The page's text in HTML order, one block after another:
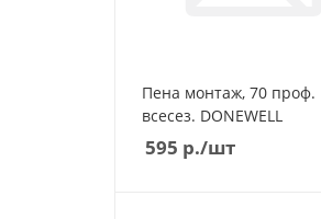
Пена монтаж, 70 проф.
всесез. DONEWELL
595 р./шт